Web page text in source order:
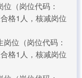
（岗位代码：
格1人，核减岗位
位（岗位代码：
格1人，核减岗位